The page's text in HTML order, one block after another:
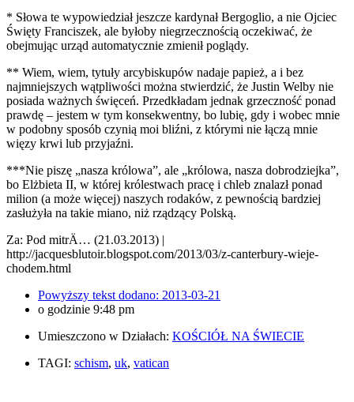
* Słowa te wypowiedział jeszcze kardynał Bergoglio, a nie Ojciec
Święty Franciszek, ale byłoby niegrzecznością oczekiwać, że
obejmując urząd automatycznie zmienił poglądy.
** Wiem, wiem, tytuły arcybiskupów nadaje papież, a i bez
najmniejszych wątpliwości można stwierdzić, że Justin Welby nie
posiada ważnych święceń. Przedkładam jednak grzeczność ponad
prawdę – jestem w tym konsekwentny, bo lubię, gdy i wobec mnie
w podobny sposób czynią moi bliźni, z którymi nie łączą mnie
więzy krwi lub przyjaźni.
***Nie piszę „nasza królowa”, ale „królowa, nasza dobrodziejka”,
bo Elżbieta II, w której królestwach pracę i chleb znalazł ponad
milion (a może więcej) naszych rodaków, z pewnością bardziej
zasłużyła na takie miano, niż rządzący Polską.
Za: Pod mitrÄ… (21.03.2013) |
http://jacquesblutoir.blogspot.com/2013/03/z-canterbury-wieje-
chodem.html
Powyższy tekst dodano: 2013-03-21
o godzinie 9:48 pm
Umieszczono w Działach: KOŚCIÓŁ NA ŚWIECIE
TAGI: schism, uk, vatican